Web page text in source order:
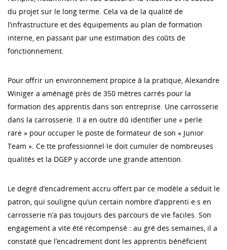
du projet sur le long terme. Cela va de la qualité de
l’infrastructure et des équipements au plan de formation
interne, en passant par une estimation des coûts de
fonctionnement.
Pour offrir un environnement propice à la pratique, Alexandre
Winiger a aménagé près de 350 mètres carrés pour la
formation des apprentis dans son entreprise. Une carrosserie
dans la carrosserie. Il a en outre dû identifier une « perle
rare » pour occuper le poste de formateur de son « Junior
Team ». Ce·tte professionnel·le doit cumuler de nombreuses
qualités et la DGEP y accorde une grande attention.
Le degré d’encadrement accru offert par ce modèle a séduit le
patron, qui souligne qu’un certain nombre d’apprenti·e·s en
carrosserie n’a pas toujours des parcours de vie faciles. Son
engagement a vite été récompensé : au gré des semaines, il a
constaté que l’encadrement dont les apprentis bénéficient